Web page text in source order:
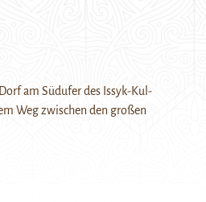
am Südufer des Issyk-Kul-
Weg zwischen den großen